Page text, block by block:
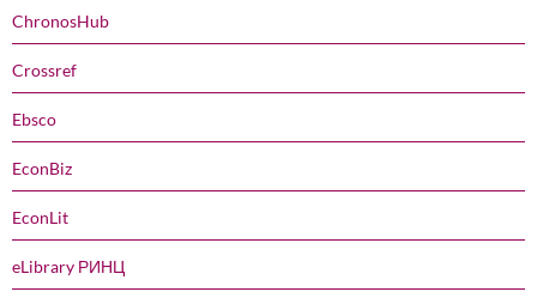
ChronosHub
Crossref
Ebsco
EconBiz
EconLit
eLibrary РИНЦ